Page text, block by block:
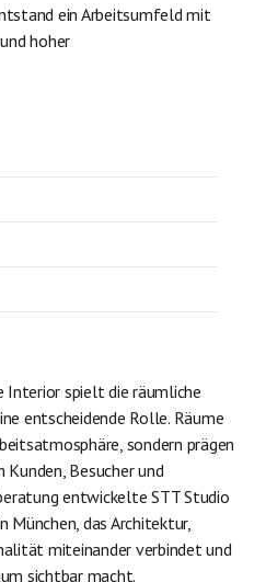
ein Arbeitsumfeld mit
hoher
Interior spielt die räumliche
entscheidende Rolle. Räume
sondern prägen
Kunden, Besucher und
entwickelte STT Studio
München, das Architektur,
miteinander verbindet und
sichtbar macht.